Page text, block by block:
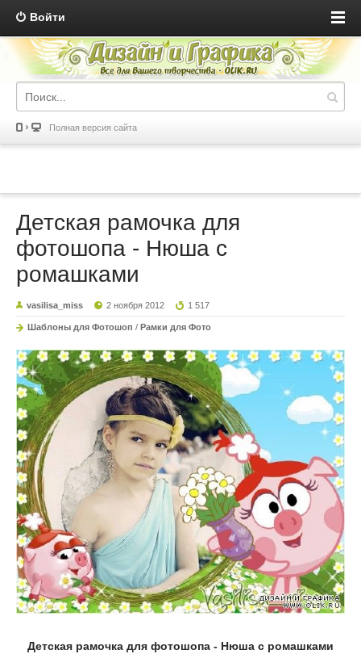
Войти
Полная версия сайта
Детская рамочка для
фотошопа - Нюша с
ромашками
vasilisa_miss 2 ноября 2012 1 517
Шаблоны для Фотошоп / Рамки для Фото
Детская рамочка для фотошопа - Нюша с ромашками